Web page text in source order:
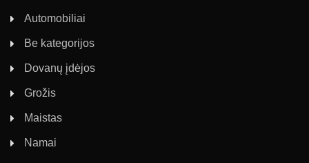
Automobiliai
Be kategorijos
Dovanų įdėjos
Grožis
Maistas
Namai